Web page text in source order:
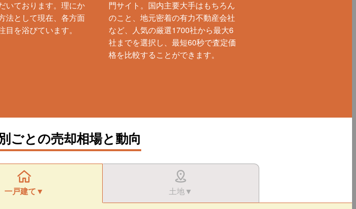
いております。理にか
法として現在、各方面
目を浴びています。
門サイト。国内主要大手はもちろん
のこと、地元密着の有力不動産会社
など、人気の厳選1700社から最大6
社までを選択し、最短60秒で査定価
格を比較することができます。
ごとの売却相場と動向
一戸建て▼ 土地▼